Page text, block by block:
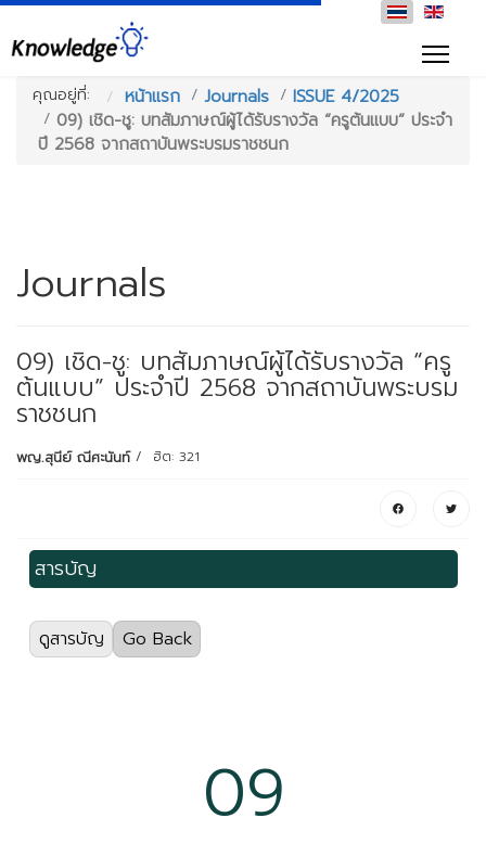
คุณอยู่ที่: หน้าแรก Journals
ISSUE 4/2025
09) เชิด-ชู: บทสัมภาษณ์ผู้ได้รับรางวัล “ครูต้นแบบ” ประจำ
ปี 2568 จากสถาบันพระบรมราชชนก
Journals
09) เชิด-ชู: บทสัมภาษณ์ผู้ได้รับรางวัล “ครู
ต้นแบบ” ประจำปี 2568 จากสถาบันพระบรม
ราชชนก
พญ.สุนีย์ ณีศะนันท์ ฮิต: 321
สารบัญ
ดูสารบัญ
Go Back
02) Learning Environment and Student
(278 views)09